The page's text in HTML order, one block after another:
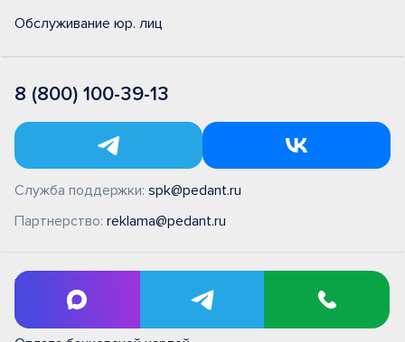
Обслуживание юр. лиц
8 (800) 100-39-13
Служба поддержки: spk@pedant.ru
Партнерство: reklama@pedant.ru
ПН - ВС 09:00 - 22:00
Без выходных